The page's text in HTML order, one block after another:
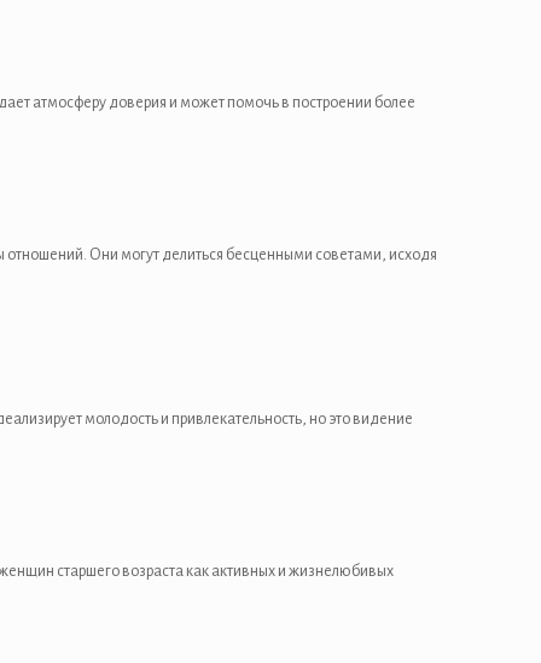
атмосферу доверия и может помочь в построении более
Они могут делиться бесценными советами, исходя
молодость и привлекательность, но это видение
старшего возраста как активных и жизнелюбивых